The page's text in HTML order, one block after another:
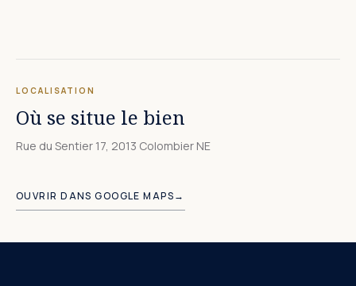
LOCALISATION
Où se situe le bien
Rue du Sentier 17, 2013 Colombier NE
+
OUVRIR DANS GOOGLE MAPS→